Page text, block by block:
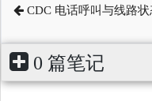
CDC 电话呼叫与线路
0 篇笔记